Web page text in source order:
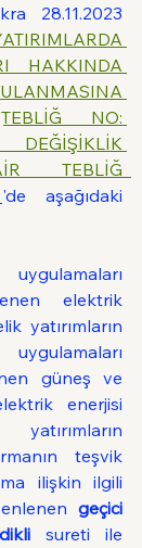
28.11.2023
HAKKINDA
NO:
TEBLİĞ
'de  aşağıdaki
elektrik
yatırımların
güneş ve
enerjisi
teşvik
ilişkin ilgili
geçici
sureti ile